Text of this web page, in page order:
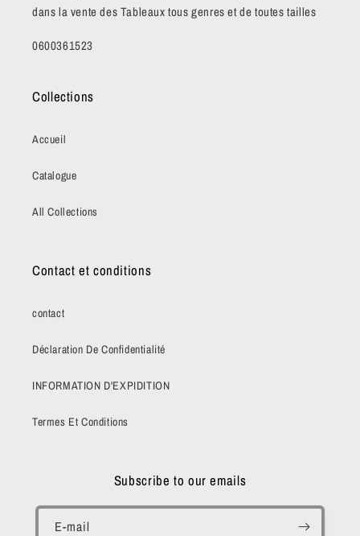
dans la vente des Tableaux tous genres et de toutes tailles
0600361523
Collections
Accueil
Catalogue
All Collections
Contact et conditions
contact
Déclaration De Confidentialité
INFORMATION D'EXPIDITION
Termes Et Conditions
Subscribe to our emails
E-mail